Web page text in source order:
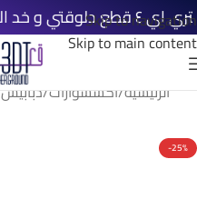
Skip to navigation
Skip to main content
مجانًا
الرئيسية/اكسسوارات/
-25%